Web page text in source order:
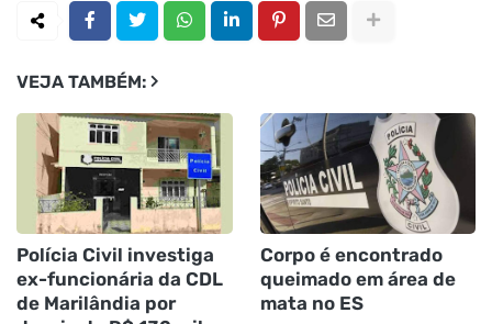
VEJA TAMBÉM:
Polícia Civil investiga
ex-funcionária da CDL
de Marilândia por
Corpo é encontrado
queimado em área de
mata no ES